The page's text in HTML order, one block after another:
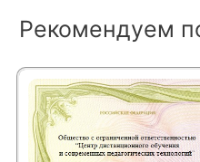
Рекомендуем